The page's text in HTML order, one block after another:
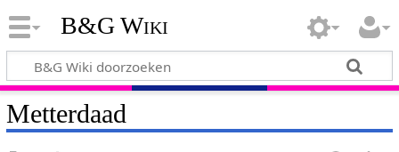
B&G Wiki
Metterdaad